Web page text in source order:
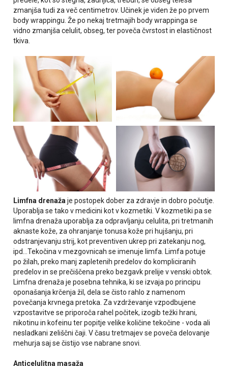
zmanjša tudi za več centimetrov. Učinek je viden že po prvem
body wrappingu. Že po nekaj tretmajih body wrappinga se
vidno zmanjša celulit, obseg, ter poveča čvrstost in elastičnost
tkiva.
Limfna drenaža je postopek dober za zdravje in dobro počutje.
Uporablja se tako v medicini kot v kozmetiki. V kozmetiki pa se
limfna drenaža uporablja za odpravljanju celulita, pri tretmanih
aknaste kože, za ohranjanje tonusa kože pri hujšanju, pri
odstranjevanju strij, kot preventiven ukrep pri zatekanju nog,
ipd…Tekočina v mezgovnicah se imenuje limfa. Limfa potuje
po žilah, preko manj zapletenih predelov do kompliciranih
predelov in se prečiščena preko bezgavk prelije v venski obtok.
Limfna drenaža je posebna tehnika, ki se izvaja po principu
oponašanja krčenja žil, dela se čisto rahlo z namenom
povečanja krvnega pretoka. Za vzdrževanje vzpodbujene
vzpostavitve se priporoča rahel počitek, izogib težki hrani,
nikotinu in kofeinu ter popitje velike količine tekočine - voda ali
nesladkani zeliščni čaji. V času tretmajev se poveča delovanje
mehurja saj se čistijo vse nabrane snovi.
Anticelulitna masaža